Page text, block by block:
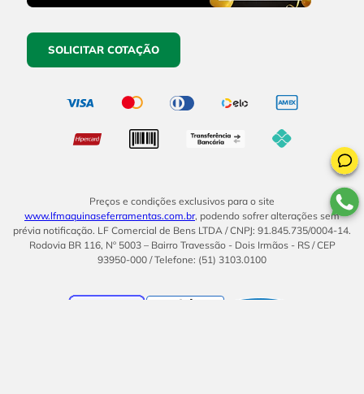
SOLICITAR COTAÇÃO
Preços e condições exclusivos para o site
www.lfmaquinaseferramentas.com.br, podendo sofrer alterações sem
prévia notificação. LF Comercial de Bens LTDA / CNPJ: 91.845.735/0004-14.
Rodovia BR 116, Nº 5003 – Bairro Travessão - Dois Irmãos - RS / CEP
93950-000 / Telefone: (51) 3103.0100